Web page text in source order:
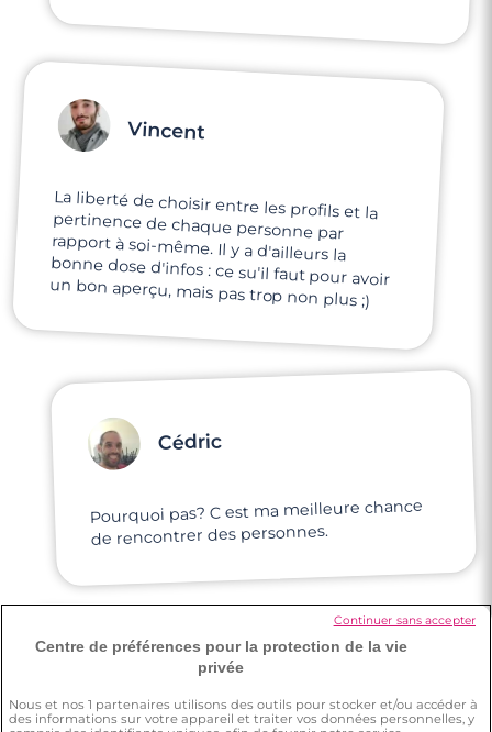
Vincent
La liberté de choisir entre les profils et la
pertinence de chaque personne par
rapport à soi-même. Il y a d'ailleurs la
bonne dose d'infos : ce su'il faut pour avoir
un bon aperçu, mais pas trop non plus ;)
Cédric
Pourquoi pas? C est ma meilleure chance
de rencontrer des personnes.
Centre de préférences pour la protection de la vie
privée
Nous et nos 1 partenaires utilisons des outils pour stocker et/ou accéder à
des informations sur votre appareil et traiter vos données personnelles, y
Continuer sans accepter